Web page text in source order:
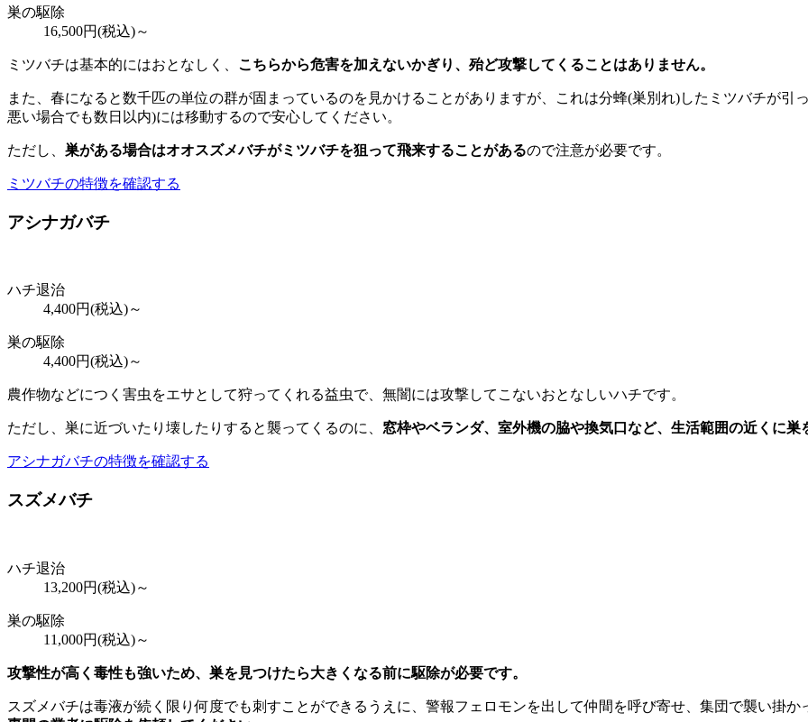
巣の駆除
16,500円(税込)～
ミツバチは基本的にはおとなしく、 こちらから危害を加えないかぎり、殆ど攻撃してくることはありません。
また、春になると数千匹の単位の群が固まっているのを見かけることがありますが、これは分蜂(巣別れ)したミツバチが引
悪い場合でも数日以内)には移動するので安心してください。
ただし、 巣がある場合はオオスズメバチがミツバチを狙って飛来することがあるので注意が必要です。
ミツバチの特徴を確認する
アシナガバチ
ハチ退治
4,400円(税込)～
巣の駆除
4,400円(税込)～
農作物などにつく害虫をエサとして狩ってくれる益虫で、無闇には攻撃してこないおとなしいハチです。
ただし、巣に近づいたり壊したりすると襲ってくるのに、 窓枠やベランダ、室外機の脇や換気口など、 生活範囲の近くに巣
アシナガバチの特徴を確認する
スズメバチ
ハチ退治
13,200円(税込)～
巣の駆除
11,000円(税込)～
攻撃性が高く毒性も強いため、巣を見つけたら大きくなる前に駆除が必要です。
スズメバチは毒液が続く限り何度でも刺すことができるうえに、警報フェロモンを出して仲間を呼び寄せ、集団で襲い掛か